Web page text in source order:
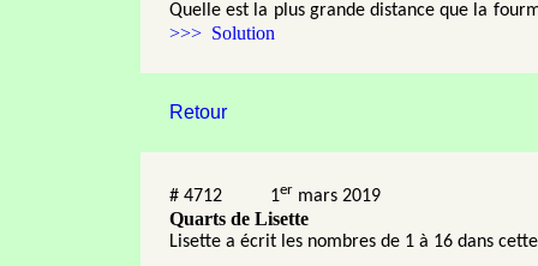
Quelle est la plus grande distance que la
>>> Solution
Retour
# 4712 1er mars 2019
Quarts de Lisette
Lisette a écrit les nombres de 1 à 16 dans